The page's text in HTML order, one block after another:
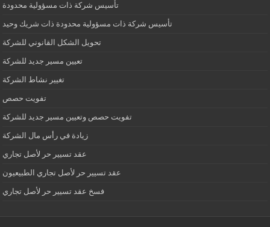
تأسيس شركة ذات مسؤولية محدودة
تأسيس شركة ذات مسؤولية محدودة ذات شريك وحيد
تحويل الشكل القانوني للشركة
تعيين مسير جديد للشركة
تغيير نشاط الشركة
تفويت حصص
تفويت حصص وتعيين مسير جديد للشركة
زيادة في رأس مال الشركة
عقد تسيير حر لأصل تجاري
عقد تسيير حر لأصل تجاري الطبيعيون
فسخ عقد تسيير حر لأصل تجاري